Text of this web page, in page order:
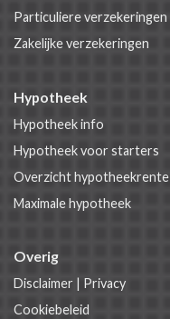
Particuliere verzekeringen
Zakelijke verzekeringen
Hypotheek
Hypotheek info
Hypotheek voor starters
Overzicht hypotheekrente
Maximale hypotheek
Overig
Disclaimer | Privacy
Cookiebeleid